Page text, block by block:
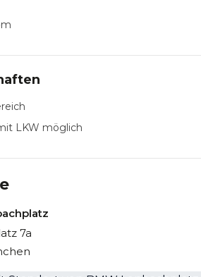
im gegenüberliegenden
LKW möglich
7a